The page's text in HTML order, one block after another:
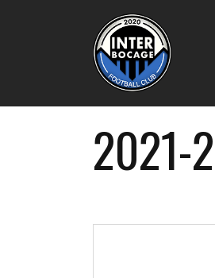
2021-